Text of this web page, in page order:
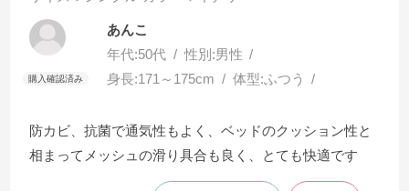
あんこ
年代:50代 性別:男性
身長:171～175cm 体型:ふつう
防カビ、抗菌で通気性もよく、ベッドのクッション性と
相まってメッシュの滑り具合も良く、とても快適です